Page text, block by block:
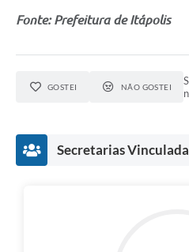
Fonte: Prefeitura de Itápolis
GOSTEI NÃO GOSTEI
Secretarias